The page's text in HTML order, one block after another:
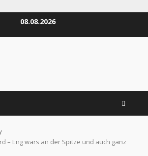
08.08.2026
– Eng wars an der Spitze und auch ganz